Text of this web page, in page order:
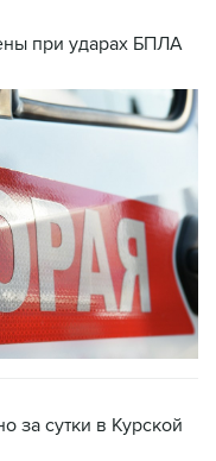
при ударах БПЛА
за сутки в Курской